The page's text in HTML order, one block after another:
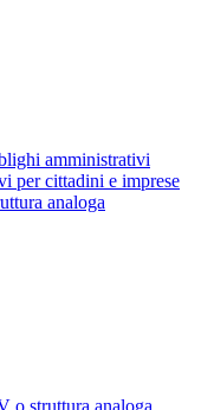
amministrativi
per cittadini e imprese
analoga